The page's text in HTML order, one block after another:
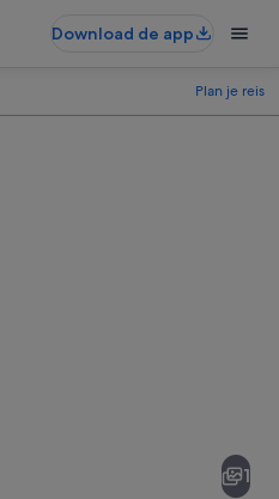
Download de app
Plan je reis
1